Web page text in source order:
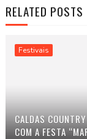
RELATED POSTS
Festivais
CALDAS
COM A FESTA